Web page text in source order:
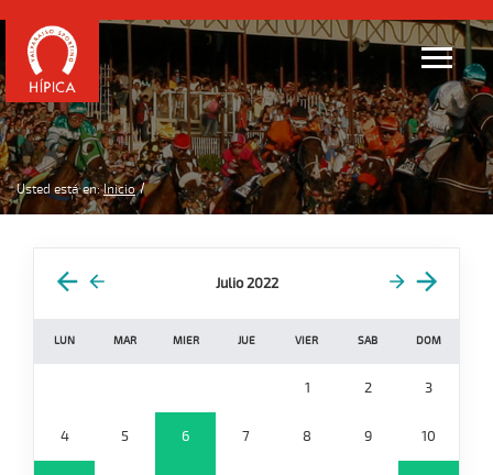
Usted está en: Inicio
Julio 2022
LUN MAR MIER JUE VIER SAB DOM
1 2 3
4 5 6 7 8 9 10